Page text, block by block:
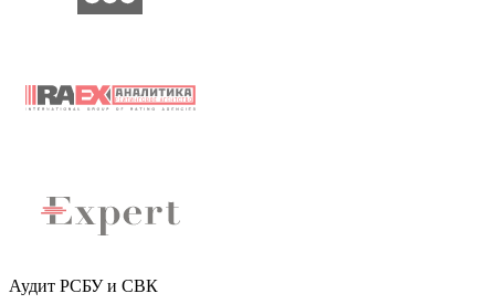
Аудит РСБУ и СВК